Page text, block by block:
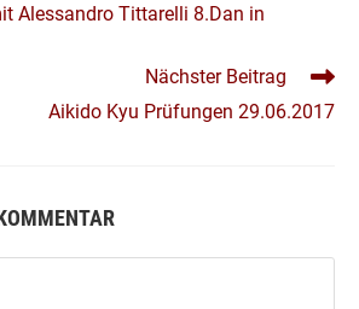
Alessandro Tittarelli 8.Dan in
Nächster Beitrag
Aikido Kyu Prüfungen 29.06.2017